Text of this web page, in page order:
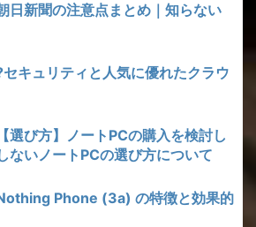
日新聞の注意点まとめ｜知らない
キュリティと人気に優れたクラウ
選び方】ノートPCの購入を検討し
ないノートPCの選び方について
Phone (3a) の特徴と効果的